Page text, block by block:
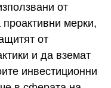
от
мерки,
от
и да вземат
инвестиционни